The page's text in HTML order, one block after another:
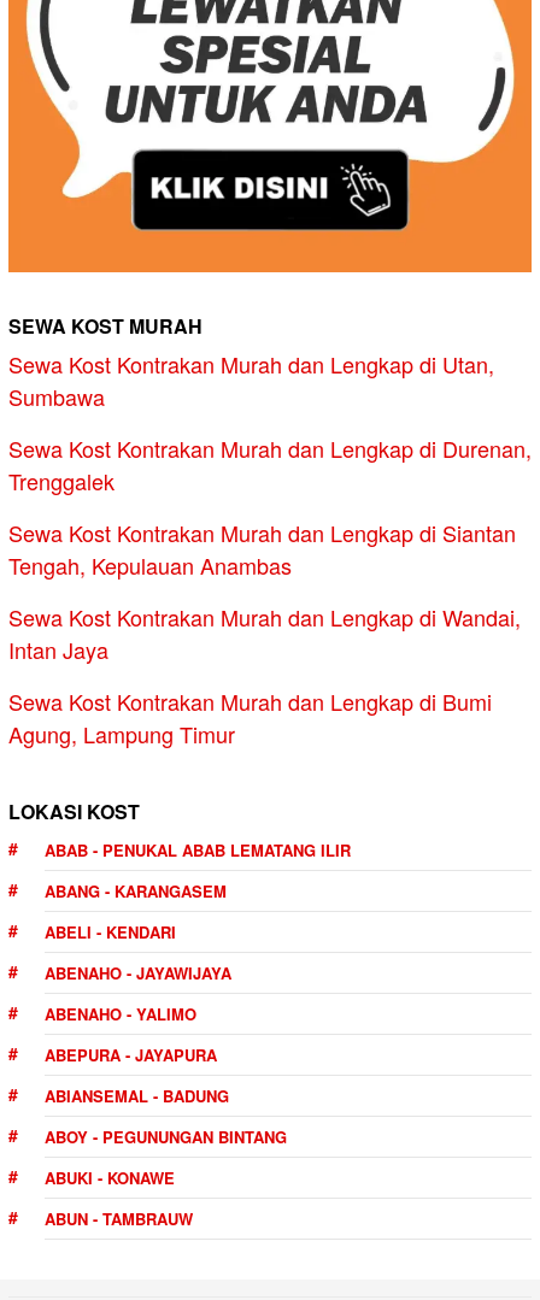
SEWA KOST MURAH
Sewa Kost Kontrakan Murah dan Lengkap di Utan,
Sumbawa
Sewa Kost Kontrakan Murah dan Lengkap di Durenan,
Trenggalek
Sewa Kost Kontrakan Murah dan Lengkap di Siantan
Tengah, Kepulauan Anambas
Sewa Kost Kontrakan Murah dan Lengkap di Wandai,
Intan Jaya
Sewa Kost Kontrakan Murah dan Lengkap di Bumi
Agung, Lampung Timur
LOKASI KOST
ABAB - PENUKAL ABAB LEMATANG ILIR
ABANG - KARANGASEM
ABELI - KENDARI
ABENAHO - JAYAWIJAYA
ABENAHO - YALIMO
ABEPURA - JAYAPURA
ABIANSEMAL - BADUNG
ABOY - PEGUNUNGAN BINTANG
ABUKI - KONAWE
ABUN - TAMBRAUW